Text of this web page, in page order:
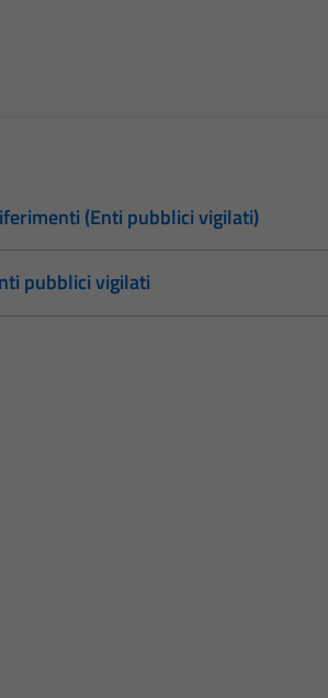
(Enti pubblici vigilati)
pubblici vigilati